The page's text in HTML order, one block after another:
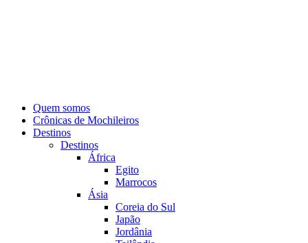
Quem somos
Crônicas de Mochileiros
Destinos
Destinos
África
Egito
Marrocos
Ásia
Coreia do Sul
Japão
Jordânia